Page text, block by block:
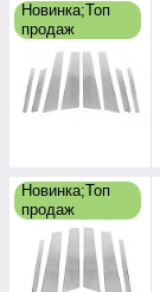
Новинка;Топ
продаж
Новинка;Топ
продаж